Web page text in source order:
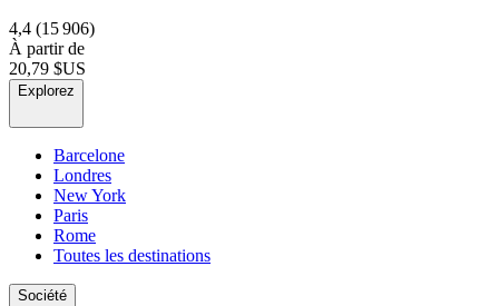
4,4 (15 906)
À partir de
20,79 $US
Explorez
Barcelone
Londres
New York
Paris
Rome
Toutes les destinations
Société